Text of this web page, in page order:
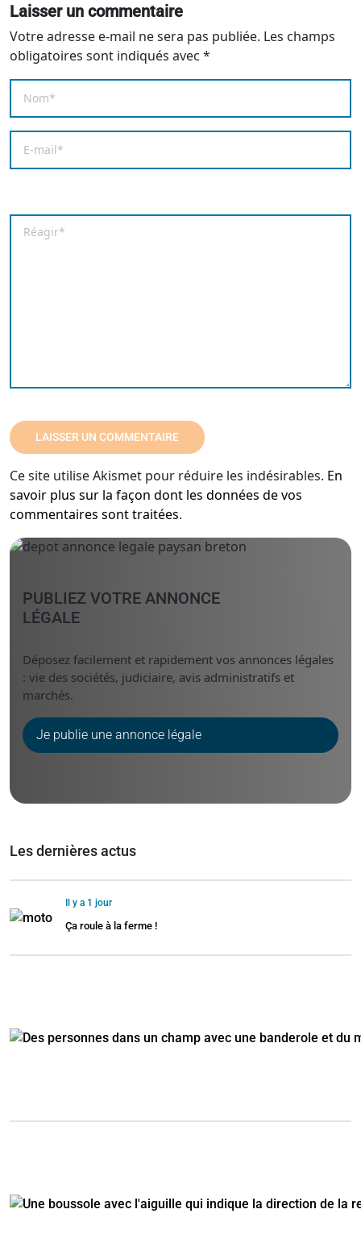
Laisser un commentaire
Votre adresse e-mail ne sera pas publiée. Les champs
obligatoires sont indiqués avec *
Ce site utilise Akismet pour réduire les indésirables. En
savoir plus sur la façon dont les données de vos
commentaires sont traitées.
PUBLIEZ VOTRE ANNONCE
LÉGALE
Déposez facilement et rapidement vos annonces légales
: vie des sociétés, judiciaire, avis administratifs et
marchés.
Je publie une annonce légale
Les dernières actus
Il y a 1 jour
Ça roule à la ferme !